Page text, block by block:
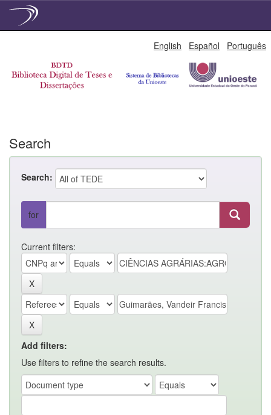
English Español Português
Search
Search:
for
Current filters:
Add filters:
Use filters to refine the search results.